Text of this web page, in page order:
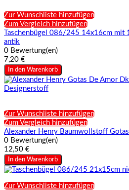
Zur Wunschliste hinzufügen
Zum Vergleich hinzufügen
Taschenbügel 086/245 14x16cm mit
antik
0 Bewertung(en)
7,20 €
In den Warenkorb
Zur Wunschliste hinzufügen
Zum Vergleich hinzufügen
Alexander Henry Baumwollstoff
0 Bewertung(en)
12,50 €
In den Warenkorb
Zur Wunschliste hinzufügen